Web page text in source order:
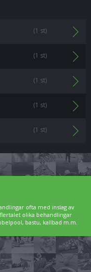
(1 st)
(1 st)
(1 st)
(1 st)
(1 st)
ofta med inslag av
olika behandlingar
bastu, kallbad m.m.